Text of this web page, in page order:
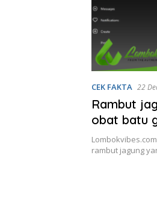
CEK FAKTA 22
Rambut
obat batu
rambut jagung